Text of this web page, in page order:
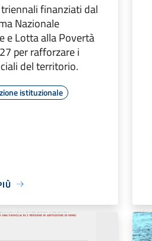
finanziati dal
Nazionale
e Lotta alla Povertà
per rafforzare i
del territorio.
istituzionale